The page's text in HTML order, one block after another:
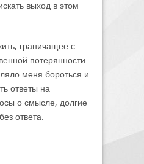
выход в этом
граничащее с
потерянности
меня бороться и
ответы на
о смысле, долгие
ответа.